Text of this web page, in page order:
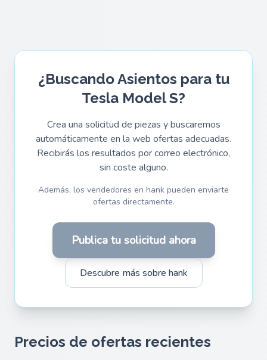
¿Buscando Asientos para tu
Tesla Model S?
Crea una solicitud de piezas y buscaremos
automáticamente en la web ofertas adecuadas.
Recibirás los resultados por correo electrónico,
sin coste alguno.
Además, los vendedores en hank pueden enviarte
ofertas directamente.
Publica tu solicitud ahora
Descubre más sobre hank
Precios de ofertas recientes